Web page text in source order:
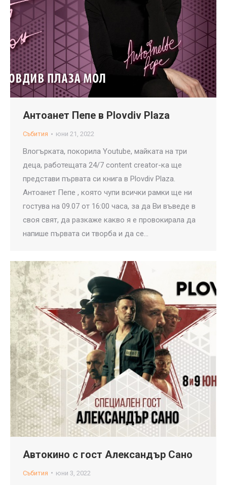
Антоанет Пепе в Plovdiv Plaza
Събития юни 21, 2022
Влогърката, покорила Youtube, майката на три
деца, работещата 24/7 content creator-ка ще
представи първата си книга в Plovdiv Plaza.
Антоанет Пепе , която чупи всички рамки ще ни
гостува на 09.07 от 16:00 часа, за да Ви въведе в
своя свят, да разкаже какво я е провокирала да
напише първата си творба и да се…
Автокино с гост Александър Сано
Събития юни 3, 2022